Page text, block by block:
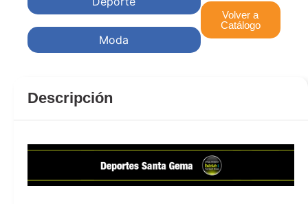
Moda
Volver a
Catálogo
Descripción